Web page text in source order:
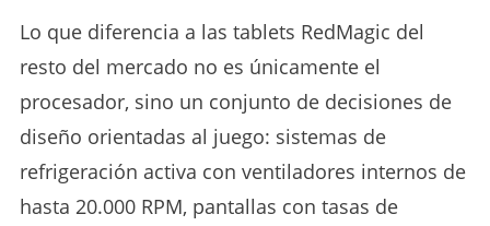
Lo que diferencia a las tablets RedMagic del
resto del mercado no es únicamente el
procesador, sino un conjunto de decisiones de
diseño orientadas al juego: sistemas de
refrigeración activa con ventiladores internos de
hasta 20.000 RPM, pantallas con tasas de